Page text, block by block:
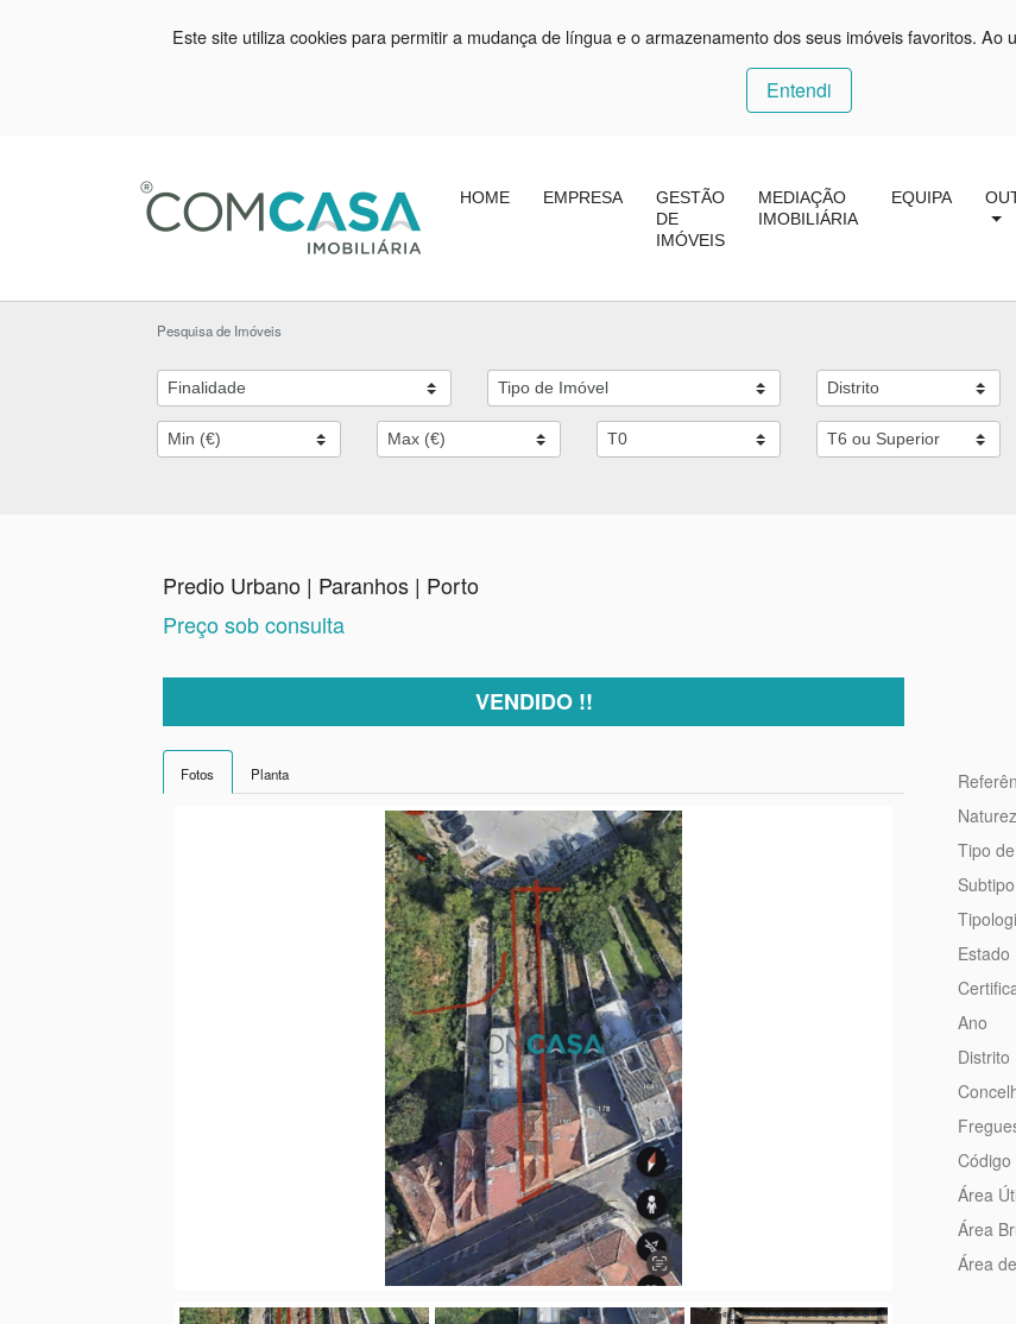
Este site utiliza cookies para permitir a mudança de língua e o armazenamento dos seus imóveis favoritos. Ao
Entendi
HOME EMPRESA
GESTÃO
DE
IMÓVEIS
MEDIAÇÃO
IMOBILIÁRIA
EQUIPA
Pesquisa de Imóveis
Predio Urbano | Paranhos | Porto
Preço sob consulta
VENDIDO !!
Fotos Planta
Tipo
Estado
Ano
Distrito
Código
Área
Área
Área